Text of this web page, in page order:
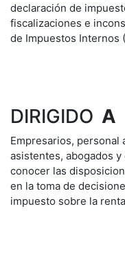
declaración de
fiscalizaciones e
de Impuestos Internos
DIRIGIDO A
Empresarios, personal
asistentes, abogados
conocer las
en la toma de
impuesto sobre la